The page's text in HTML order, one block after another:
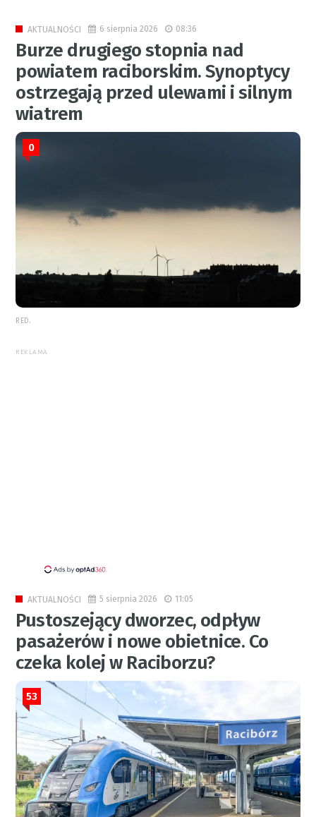
AKTUALNOŚCI 6 sierpnia 2026 08:36
Burze drugiego stopnia nad
powiatem raciborskim. Synoptycy
ostrzegają przed ulewami i silnym
wiatrem
0
RED.
REKLAMA
AKTUALNOŚCI 5 sierpnia 2026 11:05
Pustoszejący dworzec, odpływ
pasażerów i nowe obietnice. Co
czeka kolej w Raciborzu?
53